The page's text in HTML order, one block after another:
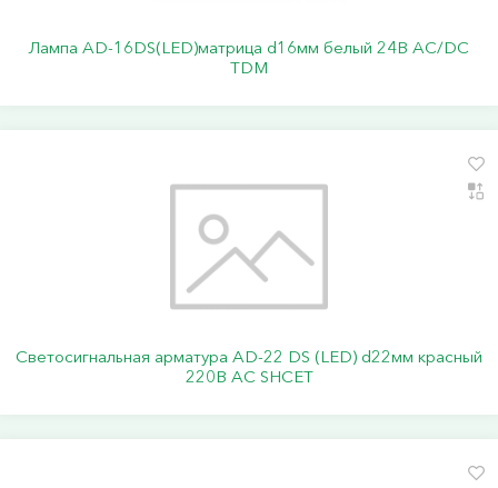
Лампа AD-16DS(LED)матрица d16мм белый 24В AC/DC
TDM
Светосигнальная арматура АD-22 DS (LED) d22мм красный
220В АС SHCET